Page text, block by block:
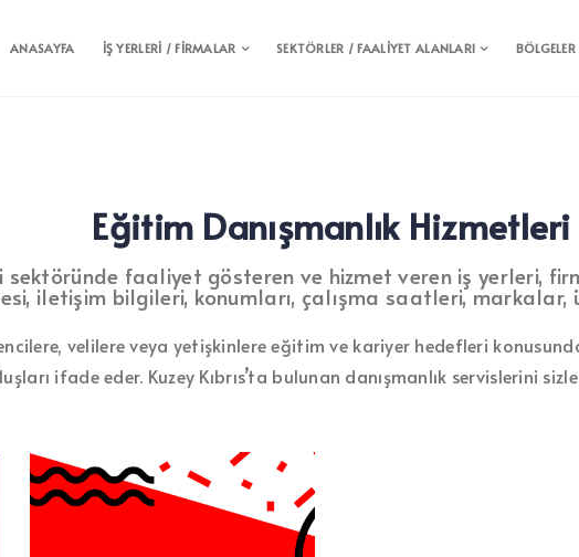
ANASAYFA İŞ YERLERİ / FİRMALAR SEKTÖRLER / FAALİYET ALANLARI BÖLGELER
Eğitim Danışmanlık Hizmetleri
sektöründe faaliyet gösteren ve hizmet veren iş yerleri,
iletişim bilgileri, konumları, çalışma saatleri,
velilere veya yetişkinlere eğitim ve kariyer hedefleri
ifade eder. Kuzey Kıbrıs’ta bulunan danışmanlık servislerini